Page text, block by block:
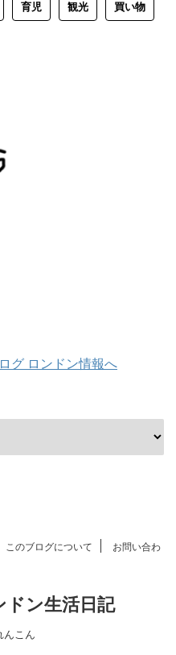
育児 観光 買い物
このブログについて
お問い合わ
ン生活日記
こん